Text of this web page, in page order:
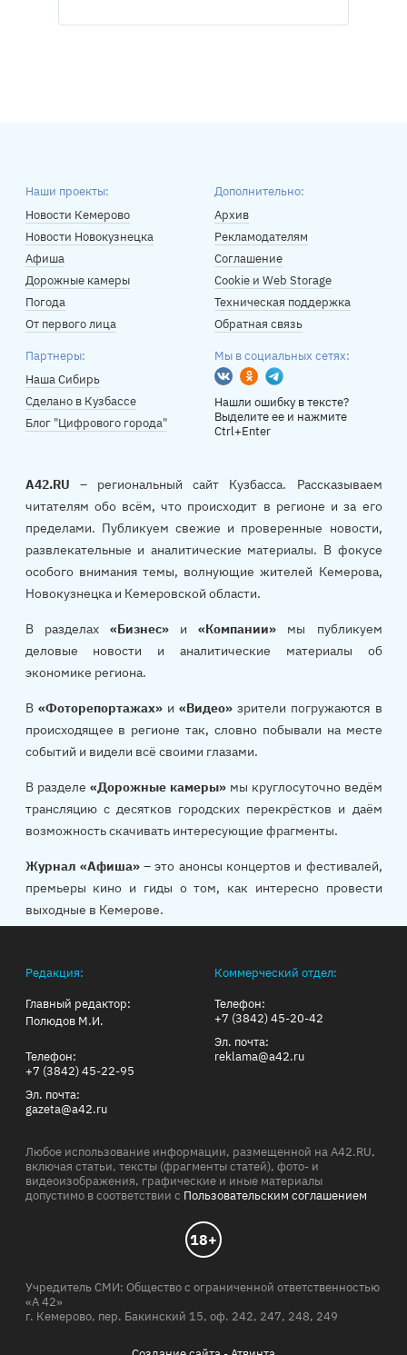
Наши проекты:
Новости Кемерово
Новости Новокузнецка
Афиша
Дорожные камеры
Погода
От первого лица
Дополнительно:
Архив
Рекламодателям
Соглашение
Cookie и Web Storage
Техническая поддержка
Обратная связь
Партнеры:
Наша Сибирь
Сделано в Кузбассе
Блог "Цифрового города"
Мы в социальных сетях:
Вконтакте
Одноклассники
Telegram
Нашли ошибку в тексте?
Выделите ее и нажмите
Ctrl+Enter
A42.RU – региональный сайт Кузбасса. Рассказываем
читателям обо всём, что происходит в регионе и за его
пределами. Публикуем свежие и проверенные новости,
развлекательные и аналитические материалы. В фокусе
особого внимания темы, волнующие жителей Кемерова,
Новокузнецка и Кемеровской области.
В разделах «Бизнес»и«Компании» мы публикуем
деловые новости и аналитические материалы об
экономике региона.
В «Фоторепортажах»и«Видео» зрители погружаются в
происходящее в регионе так, словно побывали на месте
событий и видели всё своими глазами.
В разделе «Дорожные камеры»мы круглосуточно ведём
трансляцию с десятков городских перекрёстков и даём
возможность скачивать интересующие фрагменты.
Журнал «Афиша»– это анонсы концертов и фестивалей,
премьеры кино и гиды о том, как интересно провести
выходные в Кемерове.
Редакция:
Главный редактор:
Полюдов М.И.
Телефон:
+7 (3842) 45-22-95
Эл. почта:
gazeta@a42.ru
Коммерческий отдел:
Телефон:
+7 (3842) 45-20-42
Эл. почта:
reklama@a42.ru
Любое использование информации, размещенной на A42.RU,
включая статьи, тексты (фрагменты статей), фото- и
видеоизображения, графические и иные материалы
допустимо в соответствии с Пользовательским соглашением
18+
Учредитель СМИ: Общество с ограниченной ответственностью
«А 42»
г. Кемерово, пер. Бакинский 15, оф. 242, 247, 248, 249